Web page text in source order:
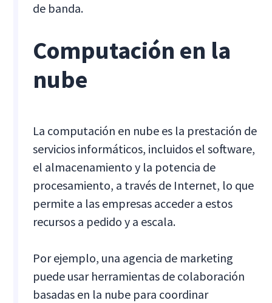
de banda.
Computación en la
nube
La computación en nube es la prestación de
servicios informáticos, incluidos el software,
el almacenamiento y la potencia de
procesamiento, a través de Internet, lo que
permite a las empresas acceder a estos
recursos a pedido y a escala.
Por ejemplo, una agencia de marketing
puede usar herramientas de colaboración
basadas en la nube para coordinar